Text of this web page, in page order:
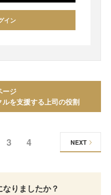
イン
ージ
を支援する上司の役割
3 4 NEXT
りましたか？